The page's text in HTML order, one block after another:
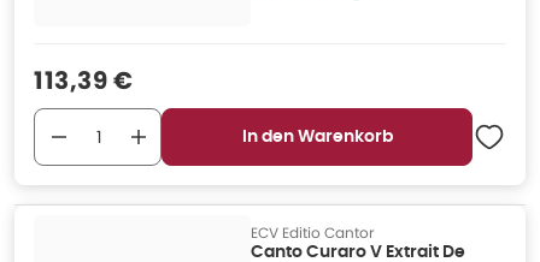
Verkaufspreis
113,39 €
In den Warenkorb
ECV Editio Cantor
Canto Curaro V Extrait De